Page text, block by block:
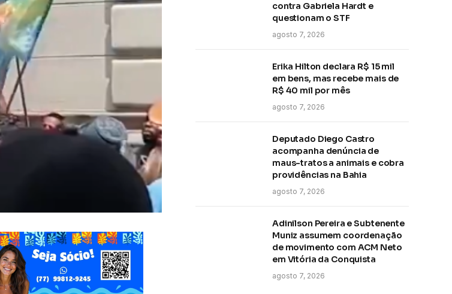
contra Gabriela Hardt e
questionam o STF
agosto 7, 2026
Erika Hilton declara R$ 15 mil
em bens, mas recebe mais de
R$ 40 mil por mês
agosto 7, 2026
Deputado Diego Castro
acompanha denúncia de
maus-tratos a animais e cobra
providências na Bahia
agosto 7, 2026
Adinilson Pereira e Subtenente
Muniz assumem coordenação
de movimento com ACM Neto
em Vitória da Conquista
agosto 7, 2026